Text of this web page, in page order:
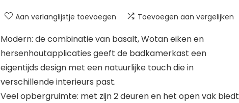
Aan verlanglijstje toevoegen Toevoegen aan vergelijken
Modern: de combinatie van basalt, Wotan eiken en
hersenhoutapplicaties geeft de badkamerkast een
eigentijds design met een natuurlijke touch die in
verschillende interieurs past.
Veel opbergruimte: met zijn 2 deuren en het open vak biedt